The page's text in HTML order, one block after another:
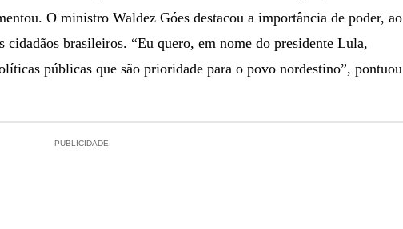
O ministro Waldez Góes destacou a importância de poder, ao
brasileiros. “Eu quero, em nome do presidente Lula,
públicas que são prioridade para o povo nordestino”, pontuou
PUBLICIDADE